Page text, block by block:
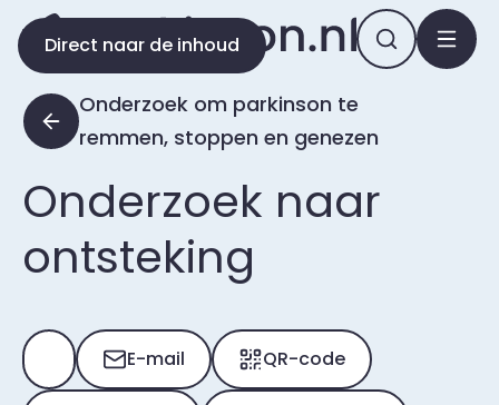
Direct naar de inhoud
Onderzoek om parkinson te
remmen, stoppen en genezen
Onderzoek naar
ontsteking
E-mail QR-code